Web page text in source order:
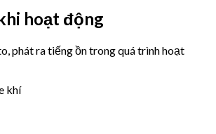
hoạt động
phát ra tiếng ồn trong quá trình hoạt
khí